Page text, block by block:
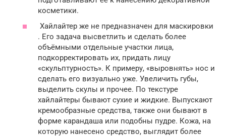
косметики.
Хайлайтер же не предназначен для маскировки
. Его задача высветлить и сделать более
объёмными отдельные участки лица,
подкорректировать их, придать лицу
«скульптурность». К примеру, «выровнять» нос и
сделать его визуально уже. Увеличить губы,
выделить скулы и прочее. По текстуре
хайлайтеры бывают сухие и жидкие. Выпускают
кремообразные средства, также они бывают в
форме карандаша или подобны пудре. Кожа, на
которую нанесено средство, выглядит более